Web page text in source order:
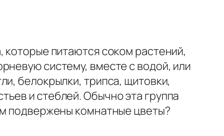
питаются соком растений,
систему, вместе с водой, или
белокрылки, трипса, щитовки,
и стеблей. Обычно эта группа
подвержены комнатные цветы?